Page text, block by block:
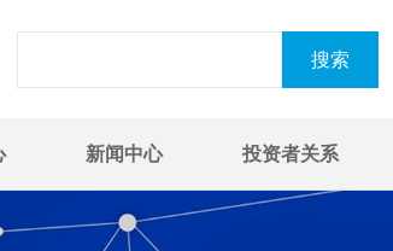
新闻中心 投资者关系